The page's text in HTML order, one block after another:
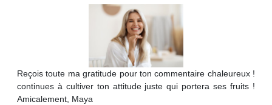
Reçois toute ma gratitude pour ton commentaire chaleureux !
continues à cultiver ton attitude juste qui portera ses fruits !
Amicalement, Maya